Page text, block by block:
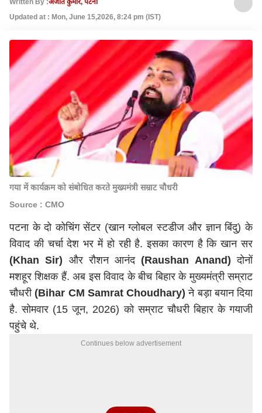
Updated at : Mon, June 15,2026, 8:24 pm (IST)
गया में कार्यक्रम को संबोधित करते मुख्यमंत्री सम्राट चौधरी
Source : CMO
पटना के दो कोचिंग सेंटर (खान ग्लोबल स्टडीज और ज्ञान बिंदु) के
विवाद की चर्चा देश भर में हो रही है. इसका कारण है कि खान सर
(Khan Sir) और रौशन आनंद (Raushan Anand) दोनों
मशहूर शिक्षक हैं. अब इस विवाद के बीच बिहार के मुख्यमंत्री सम्राट
चौधरी (Bihar CM Samrat Choudhary) ने बड़ा बयान दिया
है. सोमवार (15 जून, 2026) को सम्राट चौधरी बिहार के गयाजी
पहुंचे थे.
Continues below advertisement